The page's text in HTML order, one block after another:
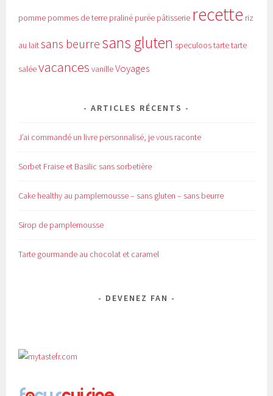
pomme pommes de terre praliné purée pâtisserie recette riz
au laitsans beurresans gluten speculoostartetarte
saléevacances vanilleVoyages
ARTICLES RÉCENTS
J’ai commandé un livre personnalisé, je vous raconte
Sorbet Fraise et Basilic sans sorbetière
Cake healthy au pamplemousse – sans gluten – sans beurre
Sirop de pamplemousse
Tarte gourmande au chocolat et caramel
DEVENEZ FAN